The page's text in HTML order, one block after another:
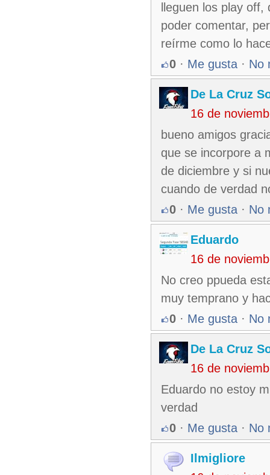
lleguen los play
poder comentar,
reírme como lo
0 · Me gusta · No
De La Cruz
16 de
bueno amigos
que se incorpore a
de diciembre y si
cuando de verdad
0 · Me gusta · No
Eduardo
16 de
No creo ppueda
muy temprano y
0 · Me gusta · No
De La Cruz
16 de
Eduardo no estoy
verdad
0 · Me gusta · No
Ilmigliore